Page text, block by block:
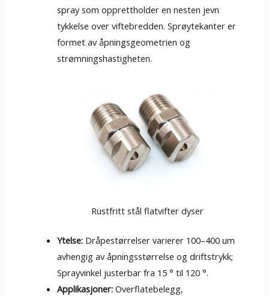
spray som opprettholder en nesten jevn
tykkelse over viftebredden. Sprøytekanter er
formet av åpningsgeometrien og
strømningshastigheten.
Rustfritt stål flatvifter dyser
Ytelse: Dråpestørrelser varierer 100–400 um
avhengig av åpningsstørrelse og driftstrykk;
Sprayvinkel justerbar fra 15 ° til 120 °.
Applikasjoner: Overflatebelegg,